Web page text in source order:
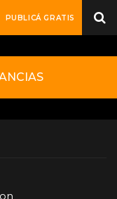
PUBLICÁ GRATIS